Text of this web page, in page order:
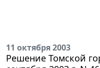
11 октября 2003
Решение Томской